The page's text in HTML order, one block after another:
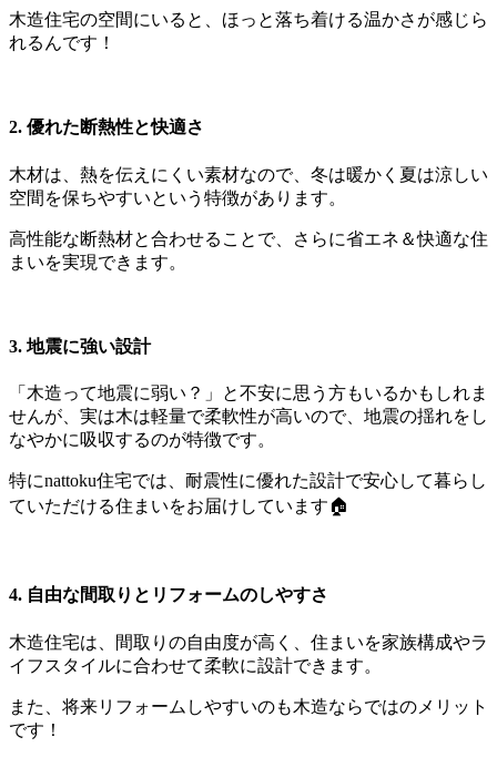
木造住宅の空間にいると、ほっと落ち着ける温かさが感じら
れるんです！
2. 優れた断熱性と快適さ
木材は、熱を伝えにくい素材なので、冬は暖かく夏は涼しい
空間を保ちやすいという特徴があります。
高性能な断熱材と合わせることで、さらに省エネ＆快適な住
まいを実現できます。
3. 地震に強い設計
「木造って地震に弱い？」と不安に思う方もいるかもしれま
せんが、実は木は軽量で柔軟性が高いので、地震の揺れをし
なやかに吸収するのが特徴です。
特にnattoku住宅では、耐震性に優れた設計で安心して暮らし
ていただける住まいをお届けしています🏠
4. 自由な間取りとリフォームのしやすさ
木造住宅は、間取りの自由度が高く、住まいを家族構成やラ
イフスタイルに合わせて柔軟に設計できます。
また、将来リフォームしやすいのも木造ならではのメリット
です！